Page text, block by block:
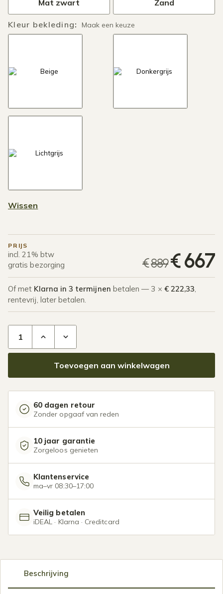
Mat zwart Zand
Kleur bekleding: Maak een keuze
Wissen
PRIJS
incl. 21% btw
gratis bezorging
€889€667
Of met Klarna in 3 termijnen betalen — 3 × € 222,33,
rentevrij, later betalen.
Toevoegen aan winkelwagen
60 dagen retour
Zonder opgaaf van reden
10 jaar garantie
Zorgeloos genieten
Klantenservice
ma–vr 08:30–17:00
Veilig betalen
iDEAL · Klarna · Creditcard
Beschrijving